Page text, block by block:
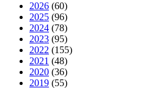
2026 (60)
2025 (96)
2024 (78)
2023 (95)
2022 (155)
2021 (48)
2020 (36)
2019 (55)